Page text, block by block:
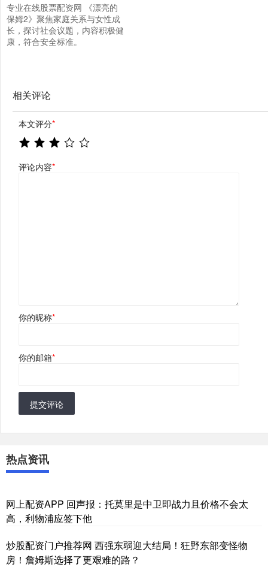
专业在线股票配资网 《漂亮的
保姆2》聚焦家庭关系与女性成
长，探讨社会议题，内容积极健
康，符合安全标准。
相关评论
本文评分*
评论内容*
你的昵称*
你的邮箱*
提交评论
热点资讯
网上配资APP 回声报：托莫里是中卫即战力且价格不会太
高，利物浦应签下他
炒股配资门户推荐网 西强东弱迎大结局！狂野东部变怪物
房！詹姆斯选择了更艰难的路？